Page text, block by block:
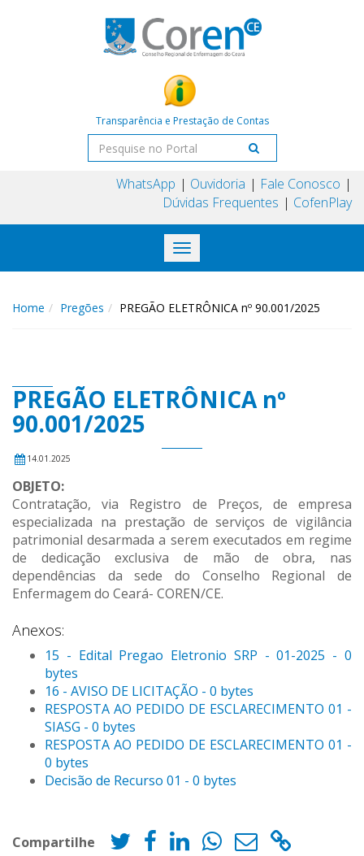
Transparência e Prestação de Contas
WhatsApp Ouvidoria
Fale Conosco
Dúvidas Frequentes
CofenPlay
Toggle
navigation
Home Pregões PREGÃO ELETRÔNICA nº 90.001/2025
PREGÃO ELETRÔNICA nº
90.001/2025
14.01.2025
OBJETO:
Contratação, via Registro de Preços, de empresa
especializada na prestação de serviços de vigilância
patrimonial desarmada a serem executados em regime
de dedicação exclusiva de mão de obra, nas
dependências da sede do Conselho Regional de
Enfermagem do Ceará- COREN/CE.
Anexos:
15 - Edital Pregao Eletronio SRP - 01-2025 - 0
bytes
16 - AVISO DE LICITAÇÃO - 0 bytes
RESPOSTA AO PEDIDO DE ESCLARECIMENTO 01 -
SIASG - 0 bytes
RESPOSTA AO PEDIDO DE ESCLARECIMENTO 01 -
0 bytes
Decisão de Recurso 01 - 0 bytes
Compartilhe